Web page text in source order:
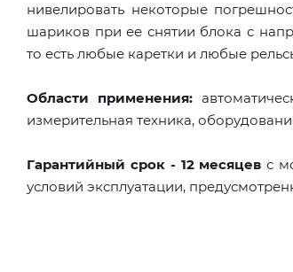
нивелировать некоторые
шариков при ее снятии блока с
то есть любые каретки и любые
Области применения:
измерительная техника,
Гарантийный срок - 12 месяцев с
условий эксплуатации,